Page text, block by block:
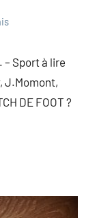
– Sport à lire
J.Momont,
DE FOOT ?